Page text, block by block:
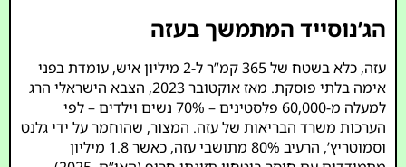
הג’נוסייד המתמשך בעזה
עזה, כלא בשטח של 365 קמ”ר ל-2 מיליון איש, עומדת בפני
אימה בלתי פוסקת. מאז אוקטובר 2023, הצבא הישראלי הרג
למעלה מ-60,000 פלסטינים – 70% נשים וילדים – לפי
הערכות משרד הבריאות של עזה. המצור, שהוחמר על ידי גלנט
וסמוטריץ’, הרעיב 80% מתושבי עזה, כאשר 1.8 מיליון